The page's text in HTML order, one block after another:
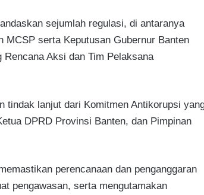
sejumlah regulasi, di antaranya
MCSP serta Keputusan Gubernur Banten
Rencana Aksi dan Tim Pelaksana
tindak lanjut dari Komitmen Antikorupsi
DPRD Provinsi Banten, dan Pimpinan
perencanaan dan penganggaran
pengawasan, serta mengutamakan